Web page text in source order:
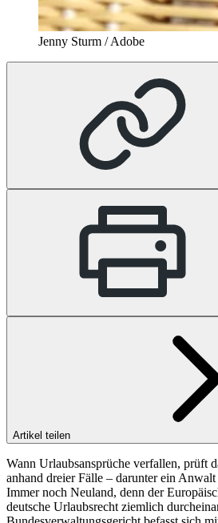
Jenny Sturm / Adobe
Artikel teilen
Wann Urlaubsansprüche verfallen, prüft
anhand dreier Fälle – darunter ein
Immer noch Neuland, denn der
deutsche Urlaubsrecht ziemlich